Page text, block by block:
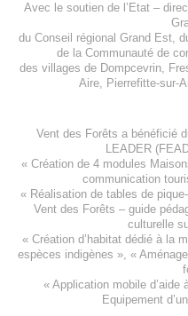
Avec le soutien de l’ Etat –
du Conseil régional Grand Est,
de la Communauté de
des villages de Dompcevrin,
Aire, Pierrefitte-sur-
Vent des Forêts a bénéficié
LEADER
« Création de 4 modules
communication
« Réalisation de tables de
Vent des Forêts – guide
culturelle
« Création d’habitat dédié à la
espèces indigènes », «
« Application mobile d’aide
Equipement